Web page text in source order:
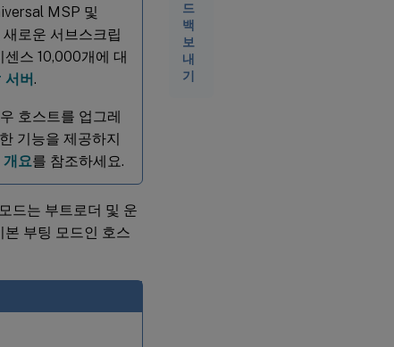
MSP 및
로운 서브스크립
스 10,000개에 대
버.
호스트를 업그레
기능을 제공하지
요를 참조하세요.
드는 부트로더 및 운
부팅 모드인 호스
드
백
보
내
기